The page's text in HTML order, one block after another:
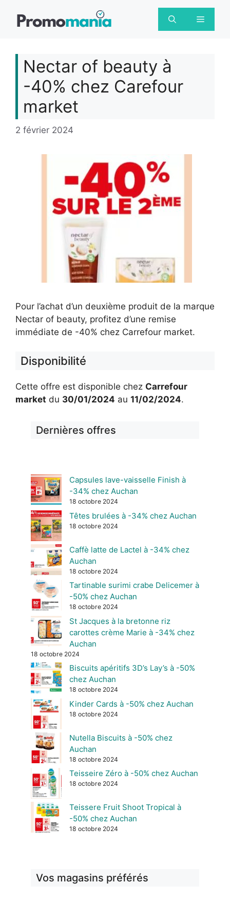
Menu
Nectar of beauty à
-40% chez Carefour
market
2 février 2024
Pour l’achat d’un deuxième produit de la marque
Nectar of beauty, profitez d’une remise
immédiate de -40% chez Carrefour market.
Disponibilité
Cette offre est disponible chez Carrefour
market du 30/01/2024 au 11/02/2024.
Dernières offres
Capsules lave-vaisselle Finish à
-34% chez Auchan
18 octobre 2024
Têtes brulées à -34% chez Auchan
18 octobre 2024
Caffè latte de Lactel à -34% chez
Auchan
18 octobre 2024
Tartinable surimi crabe Delicemer à
-50% chez Auchan
18 octobre 2024
St Jacques à la bretonne riz
carottes crème Marie à -34% chez
Auchan
18 octobre 2024
Biscuits apéritifs 3D’s Lay’s à -50%
chez Auchan
18 octobre 2024
Kinder Cards à -50% chez Auchan
18 octobre 2024
Nutella Biscuits à -50% chez
Auchan
18 octobre 2024
Teisseire Zéro à -50% chez Auchan
18 octobre 2024
Teissere Fruit Shoot Tropical à
-50% chez Auchan
18 octobre 2024
Vos magasins préférés